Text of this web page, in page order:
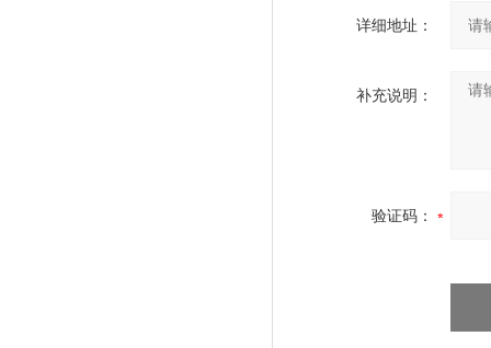
详细地址：
补充说明：
验证码：